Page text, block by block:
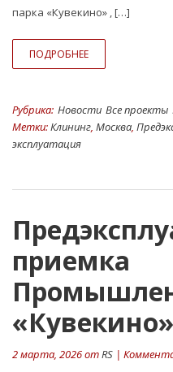
парка «Кувекино» , […]
ПОДРОБНЕЕ
Рубрика: Hовости Все проекты
Метки:Клининг, Москва,
эксплуатация
приемка
«Кувекино»
2 марта, 2026 отRS |